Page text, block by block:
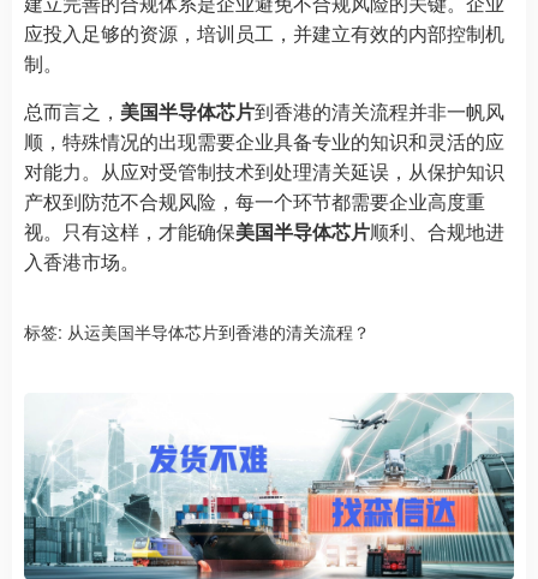
应投入足够的资源，培训员工，并建立有效的内部控制机
制。
总而言之， 美国半导体芯片到香港的清关流程并非一帆风
顺，特殊情况的出现需要企业具备专业的知识和灵活的应
对能力。从应对受管制技术到处理清关延误，从保护知识
产权到防范不合规风险，每一个环节都需要企业高度重
视。只有这样，才能确保美国半导体芯片顺利、合规地进
入香港市场。
标签: 从运美国半导体芯片到香港的清关流程？